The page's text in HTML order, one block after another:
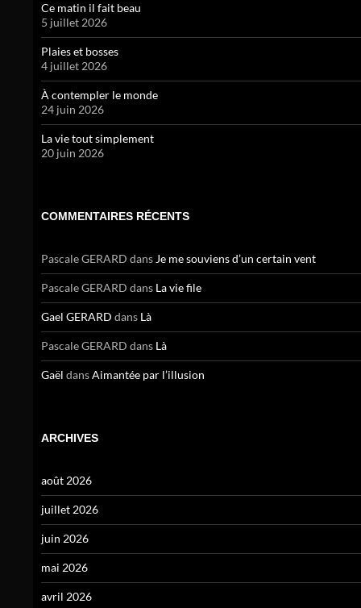
Ce matin il fait beau
5 juillet 2026
Plaies et bosses
4 juillet 2026
À contempler le monde
24 juin 2026
La vie tout simplement
20 juin 2026
COMMENTAIRES RÉCENTS
Pascale GERARD dansJe me souviens d’un certain vent
Pascale GERARD dans La vie file
Gael GERARD dans Là
Pascale GERARD dans Là
Gaël dansAimantée par l’illusion
ARCHIVES
août 2026
juillet 2026
juin 2026
mai 2026
avril 2026